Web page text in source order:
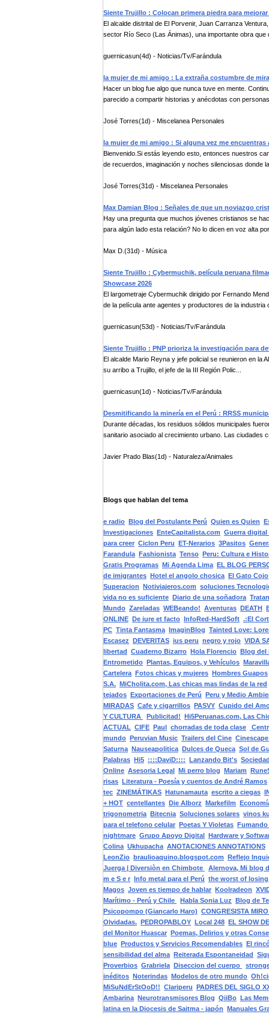
Siente Trujillo : Colocan primera piedra para
El alcalde distrital de El Porvenir, Juan Carranza
sector Río Seco (Las Ánimas), una importante obra que
guernicasun(4d) - Noticias/Tv/Farándula
la mujer de mi amigo : La extraña costumbre de
Hacer un blog fue algo que nunca tuve en mente.
parecido a compartir historias y anécdotas con
José Torres(1d) - Miscelanea Personales
la mujer de mi amigo : Si alguna vez me encuentras
Bienvenido.Si estás leyendo esto, entonces nuestros
de recuerdos, imaginación y noches silenciosas donde
José Torres(31d) - Miscelanea Personales
Max Damian Blog : Señales de que un noviazgo
Hay una pregunta que muchos jóvenes cristianos se
para algún lado esta relación? No lo dicen en voz alta
Max D.(31d) - Música
Siente Trujillo : Cybermuchik, película peruana
Showcase 2026
El largometraje Cybermuchik dirigido por Fernando
de la película ante agentes y productores de la industria
guernicasun(53d) - Noticias/Tv/Farándula
Siente Trujillo : PNP prioriza la investigación para
El alcalde Mario Reyna y jefe policial se reunieron en la
su arribo a Trujillo, el jefe de la III Región Polic...
guernicasun(1d) - Noticias/Tv/Farándula
Desmitificando la minería en el Perú : RRSS
Durante décadas, los residuos sólidos municipales
sanitario asociado al crecimiento urbano. Las ciudades
Javier Prado Blas(1d) - Naturaleza/Animales
Blogs que hablan del tema
e radio Blog del Postulante Perú Quien es Quien
Investigaciones EnteCapitalista.com Guerra digital
para creer Ciclon Peru ET-Nerarios 3Pasitos
Farandula Fashionista Tenso Peru: Cultura e
Gratis Programas Mi Agenda Lima EL BLOG
de imigrantes Hotel el angolo chosica El Gato Cojo
Superacion Notiviajeros.com soluciones
vida no es suficiente Diario de una soñadora
Mundo Zareladas WEBeando! Aventuras DEATH
ONLINE De iure et facto InfoRed-HardSoft .:El
PC Tinta Fantasma ImaginBlog Tainted Love:
Escasez DEVERITAS ius peru negro y rojo VIDA
libertad Cuaderno Bizarro Hola Florencio Blog del
Entrometido Plantas, Equipos, y Vehículos
Cartelera Fotos chicas y mujeres Hombres Guapos
S.A. MiCholita.com, Las chicas mas lindas de la red
tejados Exportaciones de Perú Peru y Medio
MIRADAS Cafe y cigarrillos PASVY Cupido del
Y CULTURA
Publicitad! Hi5Peruanas.com, Las
ACTUAL CIFE Paul chorradas de toda clase
mundo Peruvian Music Trailers del Cine
Saturna Nauseapolitica Dulces de Queca Sol de
Palabras Hi5 ::::DaviD:::: Lanzando Bit's
Online Asesoria Legal Mi perro blog Mariam
risas Literatura - Poesía y cuentos de André Ramos
tec ZINEMÁTIKAS Hatunamauta escrito a ciegas
+ HOT centellantes Die Alborz Markefilm
trigonometria Bitecnia Soluciones solares vinos
para el telefono celular Poetas Y Violetas
nightmare Grupo Apoyo Digital Hardware y
Colina Ukhupacha ANOTACIONES ANNOTATIONS
LeonZio braulioaquino.blogspot.com Reflejo
Juerga | Diversiòn en Chimbote
Alernova, Mi blog
m e S e r Info metal para el Perú the worst of losing
Magos Joven es tiempo de hablar Koolradeon
Marítimo - Perú y Chile
Habla Sonia Luz Blog de
Psicopompo (Giancarlo Haro) CONGRESISTA
Olvidadas. PEDROPABLOY Local 248 EL SHOW
del Monitor Huascar Poemas, Delirios y otras
blue Productos y Servicios Recomendables El
sensibilidad del alma Reiterada Espontaneidad
Proverbios Grabriela Diseccion del cuerpo
inéditos Noterindas Modelos de otro mundo
MiSuNdErStOoD!! Clariperu PADRES DEL SIGLO
Ambarina Neurotransmisores Blog QiiBo Las
latina en la Diocesis de Saitma - japón Manuales